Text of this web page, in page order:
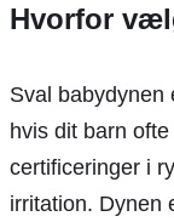
Hvorfor
Sval
hvis dit barn
certificeringer i
irritation. Dynen